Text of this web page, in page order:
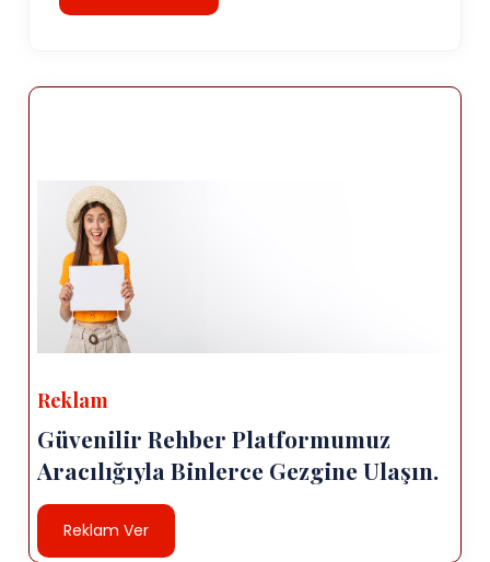
Reklam
Güvenilir Rehber Platformumuz
Aracılığıyla Binlerce Gezgine Ulaşın.
Reklam Ver